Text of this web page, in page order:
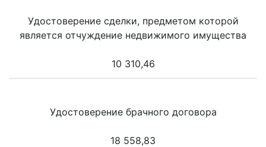
Удостоверение сделки, предметом которой
является отчуждение недвижимого имущества
10 310,46
Удостоверение брачного договора
18 558,83